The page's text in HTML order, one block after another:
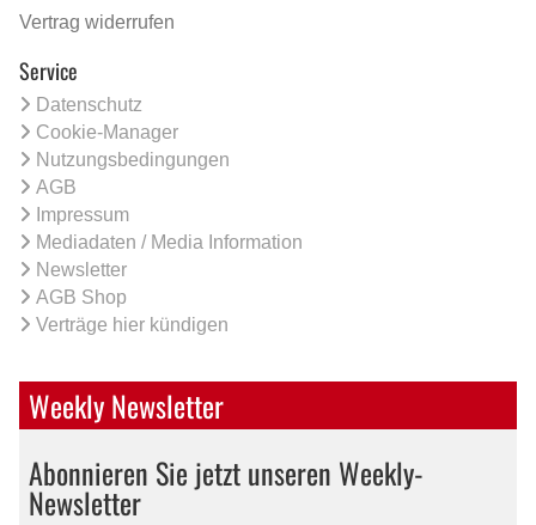
Vertrag widerrufen
Service
Datenschutz
Cookie-Manager
Nutzungsbedingungen
AGB
Impressum
Mediadaten / Media Information
Newsletter
AGB Shop
Verträge hier kündigen
Weekly Newsletter
Abonnieren Sie jetzt unseren Weekly-
Newsletter